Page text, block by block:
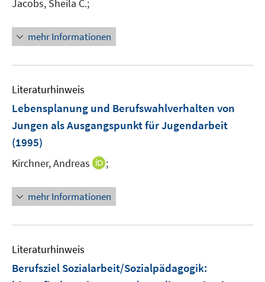
Jacobs, Sheila C.;
mehr Informationen
Literaturhinweis
Lebensplanung und Berufswahlverhalten von
Jungen als Ausgangspunkt für Jugendarbeit
(1995)
Kirchner, Andreas
I
n
e
e
;
mehr Informationen
Literaturhinweis
Berufsziel Sozialarbeit/Sozialpädagogik: